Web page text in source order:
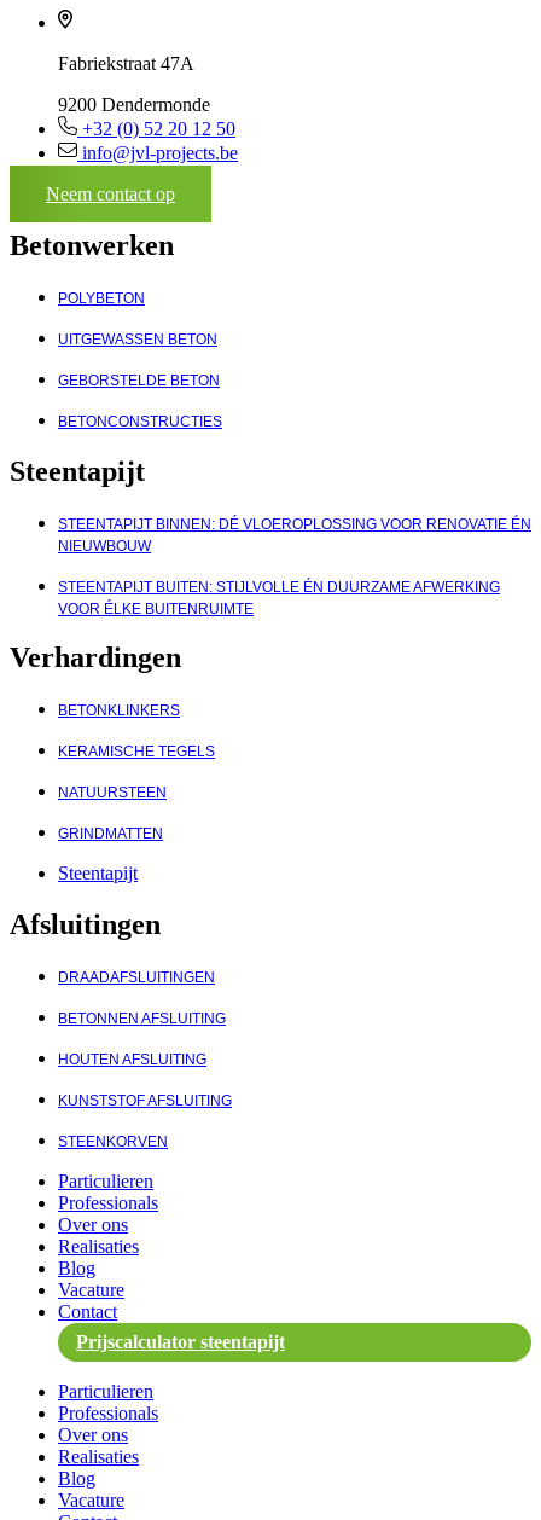
Fabriekstraat 47A
9200 Dendermonde
+32 (0) 52 20 12 50
info@jvl-projects.be
Neem contact op
Betonwerken
POLYBETON
UITGEWASSEN BETON
GEBORSTELDE BETON
BETONCONSTRUCTIES
Steentapijt
STEENTAPIJT BINNEN: DÉ VLOEROPLOSSING VOOR RENOVATIE ÉN
NIEUWBOUW
STEENTAPIJT BUITEN: STIJLVOLLE ÉN DUURZAME AFWERKING
VOOR ÉLKE BUITENRUIMTE
Verhardingen
BETONKLINKERS
KERAMISCHE TEGELS
NATUURSTEEN
GRINDMATTEN
Steentapijt
Afsluitingen
DRAADAFSLUITINGEN
BETONNEN AFSLUITING
HOUTEN AFSLUITING
KUNSTSTOF AFSLUITING
STEENKORVEN
Particulieren
Professionals
Over ons
Realisaties
Blog
Vacature
Contact
Prijscalculator steentapijt
Particulieren
Professionals
Over ons
Realisaties
Blog
Vacature